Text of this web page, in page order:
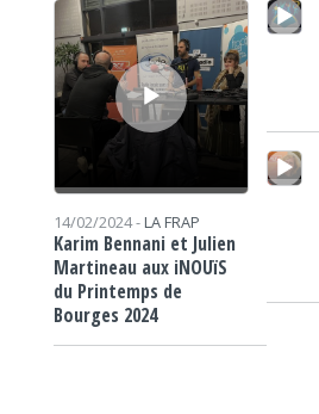
14/02/2024 - LA FRAP
Karim Bennani et Julien
Martineau aux iNOUïS
du Printemps de
Bourges 2024
Lecteur audio